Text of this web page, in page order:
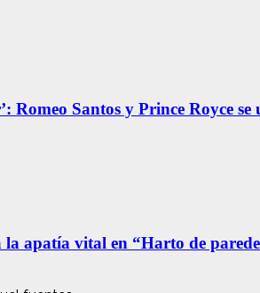
Romeo Santos y Prince Royce
apatía vital en “Harto de